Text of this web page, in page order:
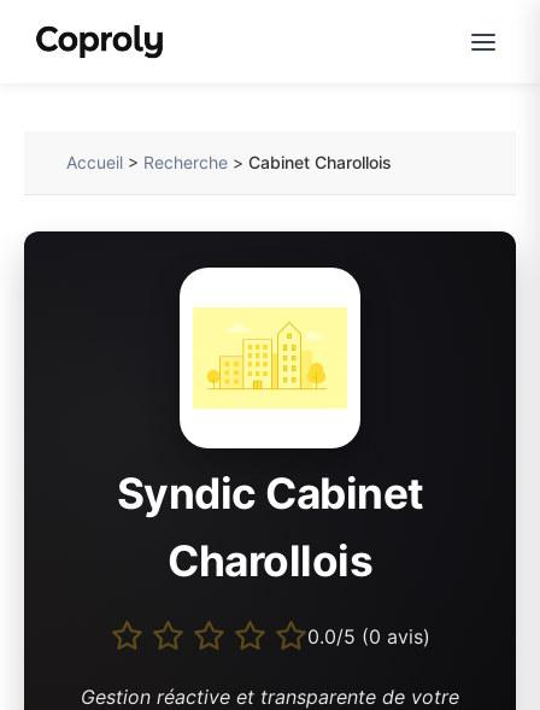
Accueil > Recherche >Cabinet Charollois
Syndic Cabinet
Charollois
0.0/5 (0 avis)
Gestion réactive et transparente de votre